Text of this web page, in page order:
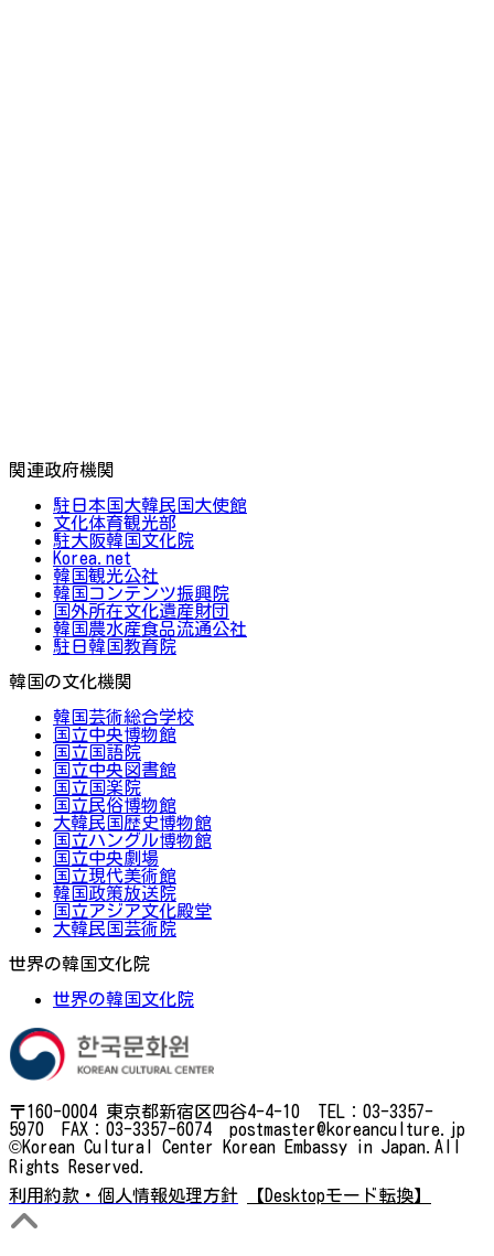
関連政府機関
駐日本国大韓民国大使館
文化体育観光部
駐大阪韓国文化院
Korea.net
韓国観光公社
韓国コンテンツ振興院
国外所在文化遺産財団
韓国農水産食品流通公社
駐日韓国教育院
韓国の文化機関
韓国芸術総合学校
国立中央博物館
国立国語院
国立中央図書館
国立国楽院
国立民俗博物館
大韓民国歴史博物館
国立ハングル博物館
国立中央劇場
国立現代美術館
韓国政策放送院
国立アジア文化殿堂
大韓民国芸術院
世界の韓国文化院
世界の韓国文化院
〒160-0004 東京都新宿区四谷4-4-10 TEL：03-3357-
5970 FAX：03-3357-6074 postmaster@koreanculture.jp
©Korean Cultural Center Korean Embassy in Japan.All
Rights Reserved.
利用約款・個人情報処理方針
【Desktopモード転換】